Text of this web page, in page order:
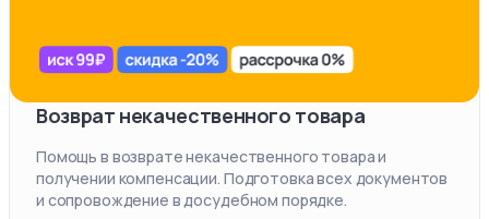
Возврат некачественного товара
Помощь в возврате некачественного товара и
получении компенсации. Подготовка всех документов
и сопровождение в досудебном порядке.